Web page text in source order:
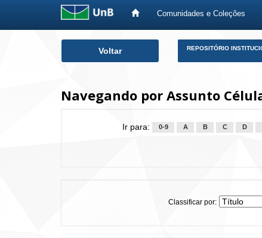
Comunidades e Coleções
Voltar REPOSITÓRIO
Navegando por Assunto
Ir para: 0-9 A B C D
Classificar por: